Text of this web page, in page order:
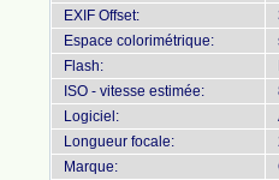
EXIF Offset:
Espace colorimétrique:
Flash:
ISO - vitesse estimée:
Logiciel:
Longueur focale:
Marque: